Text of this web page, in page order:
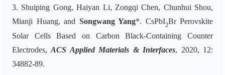
3. Shuiping Gong, Haiyan Li, Zongqi Chen, Chunhui Shou,
Mianji Huang, and Songwang Yang*. CsPbI2Br Perovskite
Solar Cells Based on Carbon Black-Containing Counter
Electrodes,ACS Applied Materials & Interfaces, 2020, 12:
34882-89.